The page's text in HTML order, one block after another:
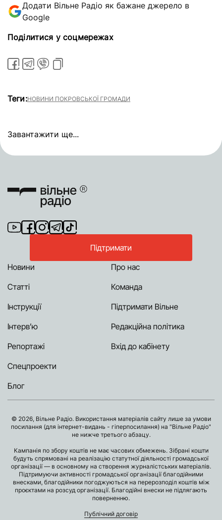
Додати Вільне Радіо як бажане джерело в
Google
Поділитися у соцмережах
Теги:НОВИНИ ПОКРОВСЬКОЇ ГРОМАДИ
Завантажити ще...
Підтримати
Новини
Статті
Інструкції
Інтерв’ю
Репортажі
Спецпроекти
Блог
Про нас
Команда
Підтримати Вільне
Редакційна політика
Вхід до кабінету
© 2026, Вільне Радіо. Використання матеріалів сайту лише за умови
посилання (для інтернет-видань - гіперпосилання) на "Вільне Радіо"
не нижче третього абзацу.
Кампанія по збору коштів не має часових обмежень. Зібрані кошти
будуть спрямовані на реалізацію статутної діяльності громадської
організації — в основному на створення журналістських матеріалів.
Підтримуючи активності громадської організації благодійними
внесками, благодійники погоджуються на перерозподіл коштів між
проєктами на розсуд організації. Благодійні внески не підлягають
поверненню.
Публічний договір